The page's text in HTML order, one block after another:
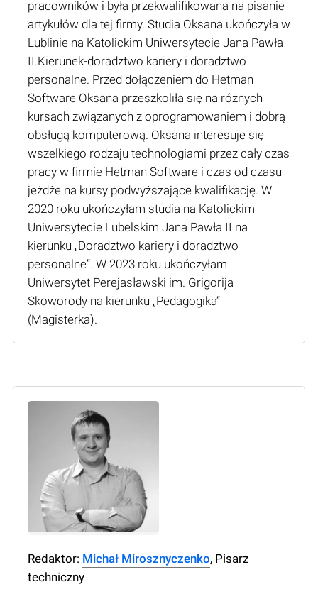
pracowników i była przekwalifikowana na pisanie
artykułów dla tej firmy. Studia Oksana ukończyła w
Lublinie na Katolickim Uniwersytecie Jana Pawła
II.Kierunek-doradztwo kariery i doradztwo
personalne. Przed dołączeniem do Hetman
Software Oksana przeszkoliła się na różnych
kursach związanych z oprogramowaniem i dobrą
obsługą komputerową. Oksana interesuje się
wszelkiego rodzaju technologiami przez cały czas
pracy w firmie Hetman Software i czas od czasu
jeżdże na kursy podwyższające kwalifikację. W
2020 roku ukończyłam studia na Katolickim
Uniwersytecie Lubelskim Jana Pawła II na
kierunku „Doradztwo kariery i doradztwo
personalne”. W 2023 roku ukończyłam
Uniwersytet Perejasławski im. Grigorija
Skoworody na kierunku „Pedagogika”
(Мagisterka).
Redaktor: Michał Mirosznyczenko, Pisarz
techniczny